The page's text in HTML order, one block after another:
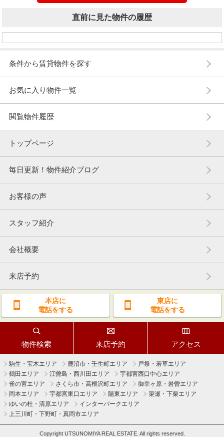
直前に見た物件の履歴
条件から賃貸物件を探す
お気に入り物件一覧
閲覧物件履歴
トップページ
毎日更新！物件紹介ブログ
お客様の声
スタッフ紹介
会社概要
来店予約
本店に
電話をする
東店に
電話をする
物件検索 来店予約 アクセス
駒生・宝木エリア 鹿沼市・壬生町エリア
戸祭・若草エリア
鶴田エリア
江曽島・西川田エリア
宇都宮西口中心エリア
雀の宮エリア
さくら市・高根沢町エリア
御幸ヶ原・岩曽エリア
岡本エリア
宇都宮東口エリア 陽東エリア
簗瀬・下栗エリア
ゆいの杜・清原エリア
インターパークエリア
上三川町・下野町・真岡市エリア
Copyright UTSUNOMIYA REAL ESTATE. All rights reserved.